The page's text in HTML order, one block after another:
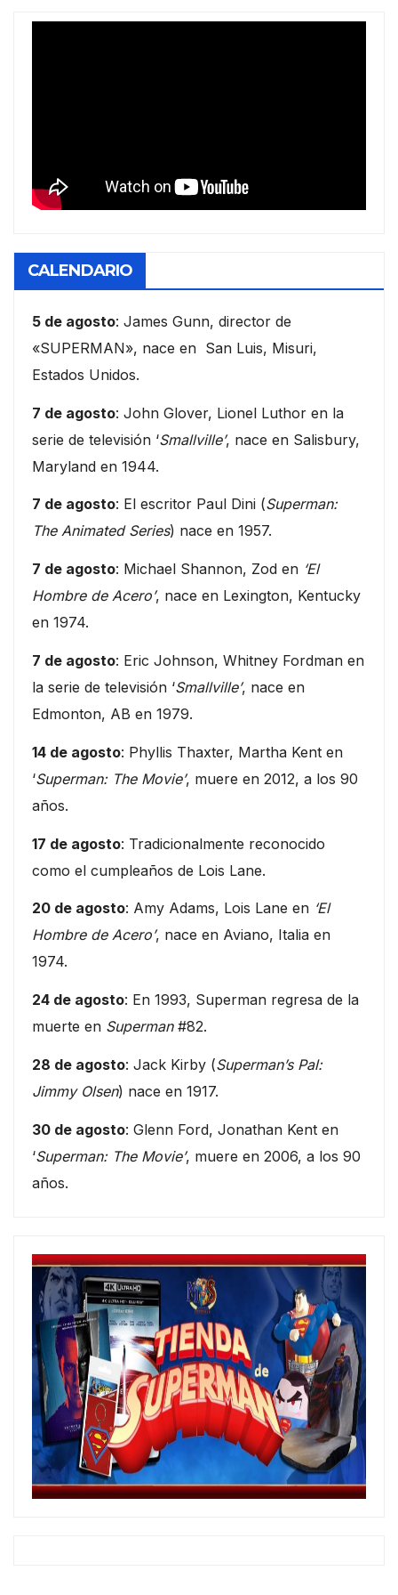
CALENDARIO
5 de agosto: James Gunn, director de
«SUPERMAN», nace en San Luis, Misuri,
Estados Unidos.
7 de agosto: John Glover, Lionel Luthor en la
serie de televisión ‘Smallville’, nace en Salisbury,
Maryland en 1944.
7 de agosto: El escritor Paul Dini (Superman:
The Animated Series) nace en 1957.
7 de agosto: Michael Shannon, Zod en ‘El
Hombre de Acero’, nace en Lexington, Kentucky
en 1974.
7 de agosto: Eric Johnson, Whitney Fordman en
la serie de televisión ‘Smallville’, nace en
Edmonton, AB en 1979.
14 de agosto: Phyllis Thaxter, Martha Kent en
‘Superman: The Movie’, muere en 2012, a los 90
años.
17 de agosto: Tradicionalmente reconocido
como el cumpleaños de Lois Lane.
20 de agosto: Amy Adams, Lois Lane en ‘El
Hombre de Acero’, nace en Aviano, Italia en
1974.
24 de agosto: En 1993, Superman regresa de la
muerte en Superman#82.
28 de agosto: Jack Kirby (Superman’s Pal:
Jimmy Olsen) nace en 1917.
30 de agosto: Glenn Ford, Jonathan Kent en
‘Superman: The Movie’, muere en 2006, a los 90
años.